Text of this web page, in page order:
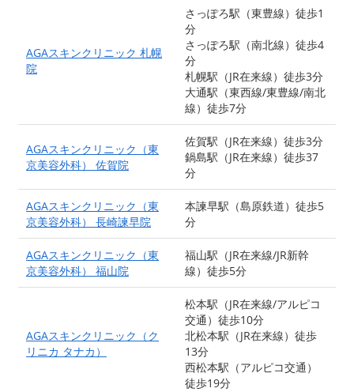
AGAスキンクリニック 札幌
院
さっぽろ駅（東豊線）徒歩1
分
さっぽろ駅（南北線）徒歩4
分
札幌駅（JR在来線）徒歩3分
大通駅（東西線/東豊線/南北
線）徒歩7分
AGAスキンクリニック（東
京美容外科） 佐賀院
佐賀駅（JR在来線）徒歩3分
鍋島駅（JR在来線）徒歩37
分
AGAスキンクリニック（東
京美容外科） 長崎諫早院
本諫早駅（島原鉄道）徒歩5
分
AGAスキンクリニック（東
京美容外科） 福山院
福山駅（JR在来線/JR新幹
線）徒歩5分
AGAスキンクリニック（ク
リニカ タナカ）
松本駅（JR在来線/アルピコ
交通）徒歩10分
北松本駅（JR在来線）徒歩
13分
西松本駅（アルピコ交通）
徒歩19分